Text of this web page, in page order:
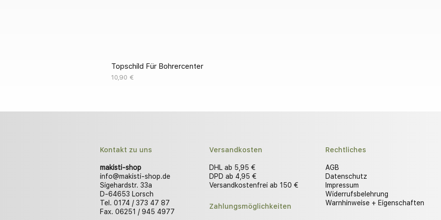
Topschild Für Bohrercenter
Preis
10,90 €
Kontakt zu uns
makisti-shop
info@makisti-shop.de
Sigehardstr. 33a
D-64653 Lorsch
Tel. 0174 / 373 47 87
Fax. 06251 / 945 4977
Versandkosten
DHL ab 5,95 €
DPD ab 4,95 €
Versandkostenfrei ab 150 €
Zahlungsmöglichkeiten
Rechtliches
AGB
Datenschutz
Impressum
Widerrufsbelehrung
Warnhinweise + Eigenschaften